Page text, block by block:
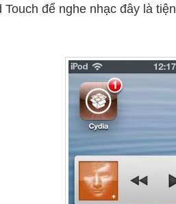
để nghe nhạc đây là